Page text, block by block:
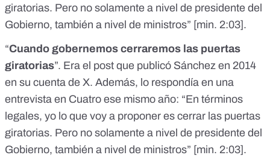
giratorias. Pero no solamente a nivel de presidente del
Gobierno, también a nivel de ministros” [min. 2:03].
“Cuando gobernemos cerraremos las puertas
giratorias”. Era el post que publicó Sánchez en 2014
en su cuenta de X. Además, lo respondía en una
entrevista en Cuatro ese mismo año: “En términos
legales, yo lo que voy a proponer es cerrar las puertas
giratorias. Pero no solamente a nivel de presidente del
Gobierno, también a nivel de ministros” [min. 2:03].